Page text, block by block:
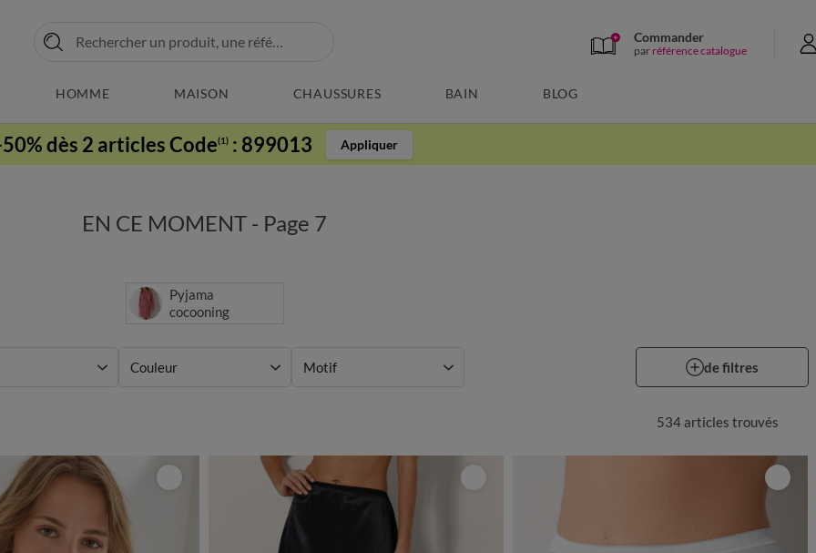
Commander
par référence catalogue
HOMME MAISON CHAUSSURES BAIN BLOG
dès 2 articles Code(1) : 899013 Appliquer
EN CE MOMENT - Page 7
Pyjama
cocooning
Couleur Motif de filtres
534 articles trouvés